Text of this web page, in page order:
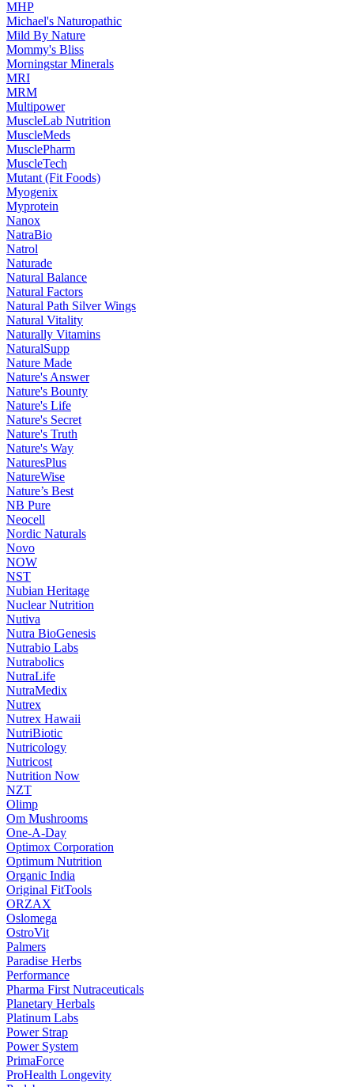
MHP
Michael's Naturopathic
Mild By Nature
Mommy's Bliss
Morningstar Minerals
MRI
MRM
Multipower
MuscleLab Nutrition
MuscleMeds
MusclePharm
MuscleTech
Mutant (Fit Foods)
Myogenix
Myprotein
Nanox
NatraBio
Natrol
Naturade
Natural Balance
Natural Factors
Natural Path Silver Wings
Natural Vitality
Naturally Vitamins
NaturalSupp
Nature Made
Nature's Answer
Nature's Bounty
Nature's Life
Nature's Secret
Nature's Truth
Nature's Way
NaturesPlus
NatureWise
Nature’s Best
NB Pure
Neocell
Nordic Naturals
Novo
NOW
NST
Nubian Heritage
Nuclear Nutrition
Nutiva
Nutra BioGenesis
Nutrabio Labs
Nutrabolics
NutraLife
NutraMedix
Nutrex
Nutrex Hawaii
NutriBiotic
Nutricology
Nutricost
Nutrition Now
NZT
Olimp
Om Mushrooms
One-A-Day
Optimox Corporation
Optimum Nutrition
Organic India
Original FitTools
ORZAX
Oslomega
OstroVit
Palmers
Paradise Herbs
Performance
Pharma First Nutraceuticals
Planetary Herbals
Platinum Labs
Power Strap
Power System
PrimaForce
ProHealth Longevity